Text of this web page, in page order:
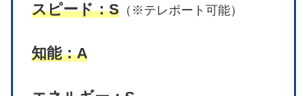
スピード：S （※テレポート可能）
知能：A